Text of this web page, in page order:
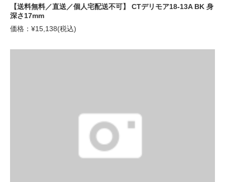
【送料無料／直送／個人宅配送不可】 CTデリモア18-13A BK 身
深さ17mm
価格：¥15,138(税込)